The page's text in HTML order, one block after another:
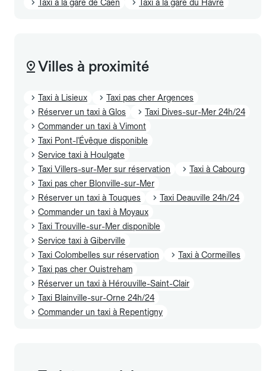
Taxi à la gare de Caen Taxi à la gare du Havre
Villes à proximité
Taxi à Lisieux
Taxi pas cher Argences
Réserver un taxi à Glos
Taxi Dives-sur-Mer 24h/24
Commander un taxi à Vimont
Taxi Pont-l'Évêque disponible
Service taxi à Houlgate
Taxi Villers-sur-Mer sur réservation
Taxi à Cabourg
Taxi pas cher Blonville-sur-Mer
Réserver un taxi à Touques
Taxi Deauville 24h/24
Commander un taxi à Moyaux
Taxi Trouville-sur-Mer disponible
Service taxi à Giberville
Taxi Colombelles sur réservation
Taxi à Cormeilles
Taxi pas cher Ouistreham
Réserver un taxi à Hérouville-Saint-Clair
Taxi Blainville-sur-Orne 24h/24
Commander un taxi à Repentigny